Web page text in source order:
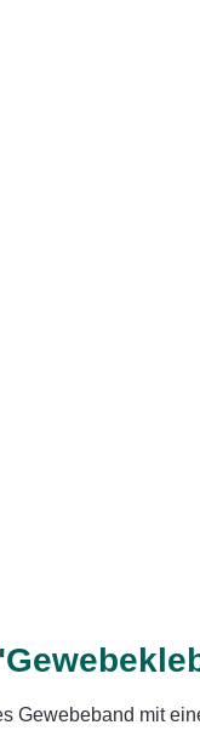
Gewebeband mit